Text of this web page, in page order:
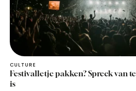
CULTURE
Festivalletje pakken? Spreek van
is